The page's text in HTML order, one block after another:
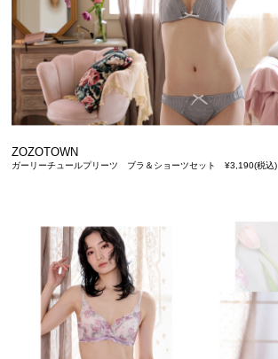
ZOZOTOWN
ガーリーチュールプリーツ ブラ＆ショーツセット ¥3,190(税込)